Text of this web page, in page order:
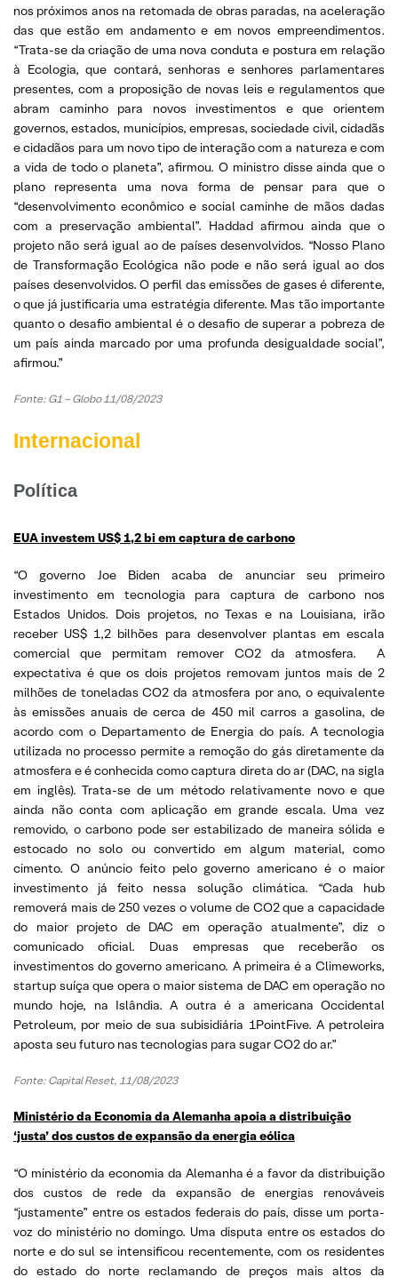
nos próximos anos na retomada de obras paradas, na aceleração
das que estão em andamento e em novos empreendimentos.
“Trata-se da criação de uma nova conduta e postura em relação
à Ecologia, que contará, senhoras e senhores parlamentares
presentes, com a proposição de novas leis e regulamentos que
abram caminho para novos investimentos e que orientem
governos, estados, municípios, empresas, sociedade civil, cidadãs
e cidadãos para um novo tipo de interação com a natureza e com
a vida de todo o planeta”, afirmou. O ministro disse ainda que o
plano representa uma nova forma de pensar para que o
“desenvolvimento econômico e social caminhe de mãos dadas
com a preservação ambiental”. Haddad afirmou ainda que o
projeto não será igual ao de países desenvolvidos. “Nosso Plano
de Transformação Ecológica não pode e não será igual ao dos
países desenvolvidos. O perfil das emissões de gases é diferente,
o que já justificaria uma estratégia diferente. Mas tão importante
quanto o desafio ambiental é o desafio de superar a pobreza de
um país ainda marcado por uma profunda desigualdade social”,
afirmou.”
Fonte: G1 – Globo 11/08/2023
Internacional
Política
EUA investem US$ 1,2 bi em captura de carbono
“O governo Joe Biden acaba de anunciar seu primeiro
investimento em tecnologia para captura de carbono nos
Estados Unidos. Dois projetos, no Texas e na Louisiana, irão
receber US$ 1,2 bilhões para desenvolver plantas em escala
comercial que permitam remover CO2 da atmosfera. A
expectativa é que os dois projetos removam juntos mais de 2
milhões de toneladas CO2 da atmosfera por ano, o equivalente
às emissões anuais de cerca de 450 mil carros a gasolina, de
acordo com o Departamento de Energia do país. A tecnologia
utilizada no processo permite a remoção do gás diretamente da
atmosfera e é conhecida como captura direta do ar (DAC, na sigla
em inglês). Trata-se de um método relativamente novo e que
ainda não conta com aplicação em grande escala. Uma vez
removido, o carbono pode ser estabilizado de maneira sólida e
estocado no solo ou convertido em algum material, como
cimento. O anúncio feito pelo governo americano é o maior
investimento já feito nessa solução climática. “Cada hub
removerá mais de 250 vezes o volume de CO2 que a capacidade
do maior projeto de DAC em operação atualmente”, diz o
comunicado oficial. Duas empresas que receberão os
investimentos do governo americano. A primeira é a Climeworks,
startup suíça que opera o maior sistema de DAC em operação no
mundo hoje, na Islândia. A outra é a americana Occidental
Petroleum, por meio de sua subisidiária 1PointFive. A petroleira
aposta seu futuro nas tecnologias para sugar CO2 do ar.”
Fonte: Capital Reset, 11/08/2023
Ministério da Economia da Alemanha apoia a distribuição
‘justa’ dos custos de expansão da energia eólica
“O ministério da economia da Alemanha é a favor da distribuição
dos custos de rede da expansão de energias renováveis
“justamente” entre os estados federais do país, disse um porta-
voz do ministério no domingo. Uma disputa entre os estados do
norte e do sul se intensificou recentemente, com os residentes
do estado do norte reclamando de preços mais altos da